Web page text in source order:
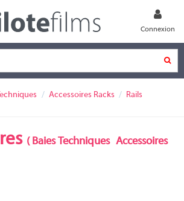
Connexion
Accessoires Racks
Rails
( Baies Techniques Accessoires